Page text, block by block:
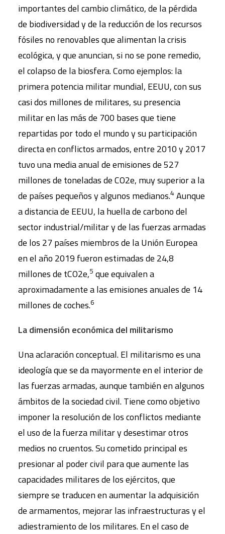
importantes del cambio climático, de la pérdida
de biodiversidad y de la reducción de los recursos
fósiles no renovables que alimentan la crisis
ecológica, y que anuncian, si no se pone remedio,
el colapso de la biosfera. Como ejemplos: la
primera potencia militar mundial, EEUU, con sus
casi dos millones de militares, su presencia
militar en las más de 700 bases que tiene
repartidas por todo el mundo y su participación
directa en conflictos armados, entre 2010 y 2017
tuvo una media anual de emisiones de 527
millones de toneladas de CO2e, muy superior a la
de países pequeños y algunos medianos.4 Aunque
a distancia de EEUU, la huella de carbono del
sector industrial/militar y de las fuerzas armadas
de los 27 países miembros de la Unión Europea
en el año 2019 fueron estimadas de 24,8
millones de tCO2e,5 que equivalen a
aproximadamente a las emisiones anuales de 14
millones de coches.6
La dimensión económica del militarismo
Una aclaración conceptual. El militarismo es una
ideología que se da mayormente en el interior de
las fuerzas armadas, aunque también en algunos
ámbitos de la sociedad civil. Tiene como objetivo
imponer la resolución de los conflictos mediante
el uso de la fuerza militar y desestimar otros
medios no cruentos. Su cometido principal es
presionar al poder civil para que aumente las
capacidades militares de los ejércitos, que
siempre se traducen en aumentar la adquisición
de armamentos, mejorar las infraestructuras y el
adiestramiento de los militares. En el caso de